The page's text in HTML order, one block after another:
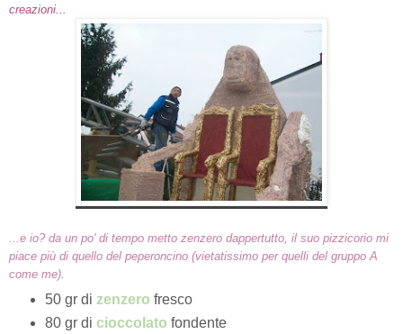
creazioni...
...e io? da un po' di tempo metto zenzero dappertutto, il suo pizzicorio mi
piace più di quello del peperoncino (vietatissimo per quelli del gruppo A
come me).
50 gr di zenzero fresco
80 gr di cioccolato fondente